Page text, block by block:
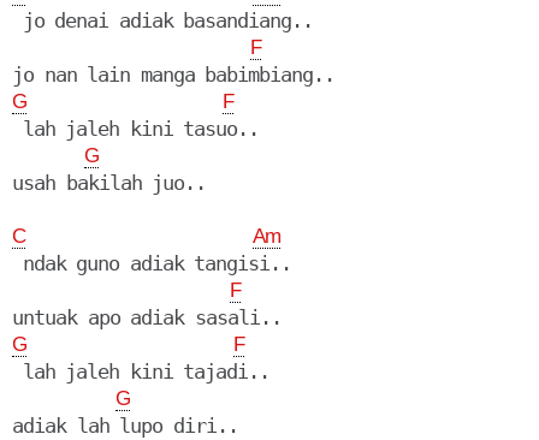
jo denai adiak basandiang..
F
G F
lah jaleh kini tasuo..
G
C Am
ndak guno adiak tangisi..
F
G F
lah jaleh kini tajadi..
G
adiak lah lupo diri..